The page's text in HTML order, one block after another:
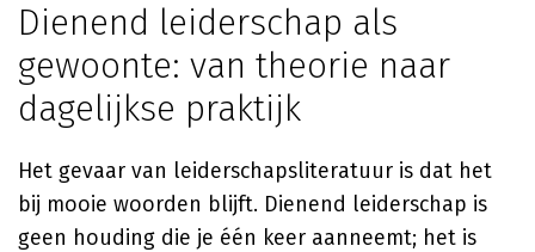
Dienend leiderschap als
gewoonte: van theorie naar
dagelijkse praktijk
Het gevaar van leiderschapsliteratuur is dat het
bij mooie woorden blijft. Dienend leiderschap is
geen houding die je één keer aanneemt; het is